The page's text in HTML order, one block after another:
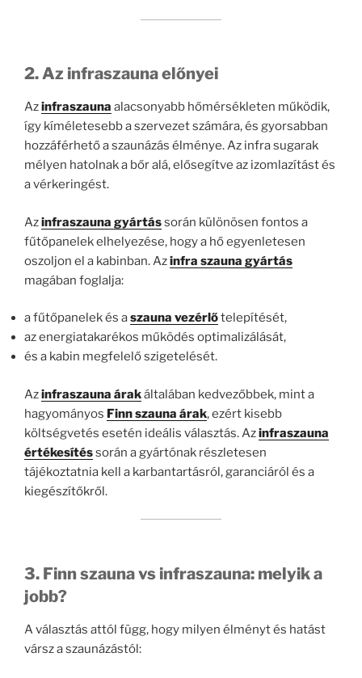
2. Az infraszauna előnyei
Azinfraszauna alacsonyabb hőmérsékleten működik,
így kíméletesebb a szervezet számára, és gyorsabban
hozzáférhető a szaunázás élménye. Az infra sugarak
mélyen hatolnak a bőr alá, elősegítve az izomlazítást és
a vérkeringést.
Azinfraszauna gyártássorán különösen fontos a
fűtőpanelek elhelyezése, hogy a hő egyenletesen
oszoljon el a kabinban. Azinfra szauna gyártás
magában foglalja:
a fűtőpanelek és aszauna vezérlőtelepítését,
az energiatakarékos működés optimalizálását,
és a kabin megfelelő szigetelését.
Azinfraszauna árakáltalában kedvezőbbek, mint a
hagyományos Finn szauna árak, ezért kisebb
költségvetés esetén ideális választás. Azinfraszauna
értékesítéssorán a gyártónak részletesen
tájékoztatnia kell a karbantartásról, garanciáról és a
kiegészítőkről.
3. Finn szauna vs infraszauna: melyik a
jobb?
A választás attól függ, hogy milyen élményt és hatást
vársz a szaunázástól: